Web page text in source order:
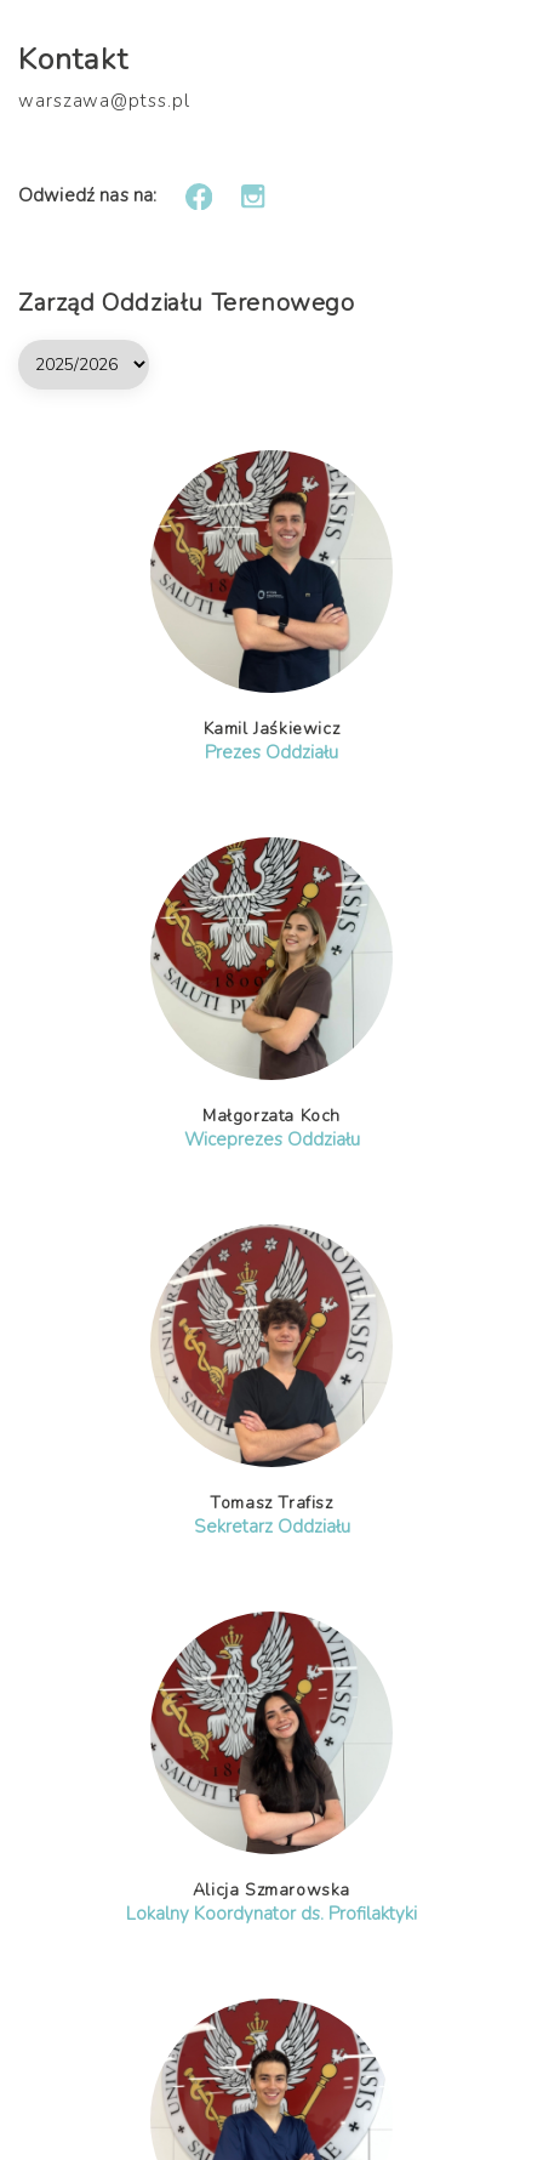
Kontakt
warszawa@ptss.pl
Odwiedź nas na:
Zarząd Oddziału Terenowego
Kamil Jaśkiewicz
Prezes Oddziału
Małgorzata Koch
Wiceprezes Oddziału
Tomasz Trafisz
Sekretarz Oddziału
Alicja Szmarowska
Lokalny Koordynator ds. Profilaktyki